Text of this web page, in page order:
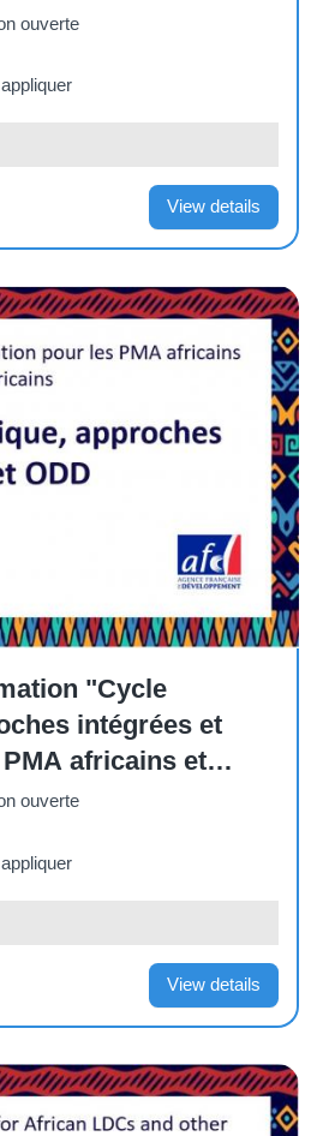
дня 2030 и
ouverte
View details
"Cycle
intégrées et
africains et
ouverte
View details